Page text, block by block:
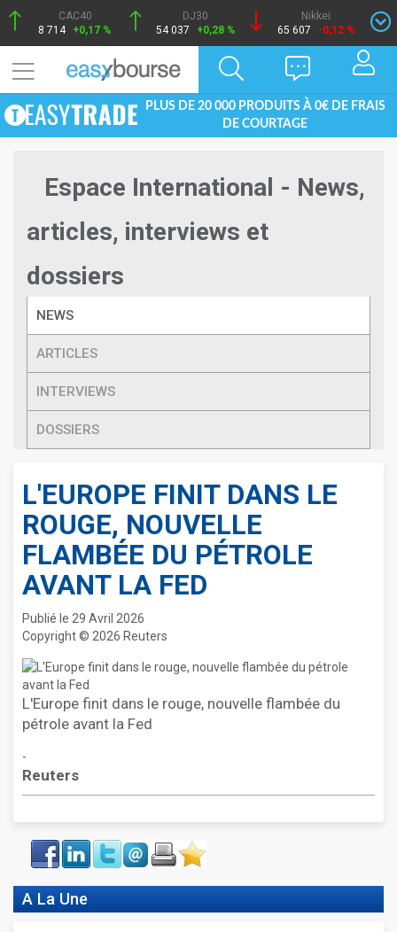
CAC40
8 714 +0,17 %
DJ30
54 037
+0,28 %
Nikkei
65 607
-0,12 %
PLUS DE 20 000 PRODUITS À 0€ DE FRAIS
DE COURTAGE
Espace International - News,
articles, interviews et
dossiers
NEWS
ARTICLES
INTERVIEWS
DOSSIERS
L'EUROPE FINIT DANS LE
ROUGE, NOUVELLE
FLAMBÉE DU PÉTROLE
AVANT LA FED
Publié le 29 Avril 2026
Copyright © 2026 Reuters
L'Europe finit dans le rouge, nouvelle flambée du
pétrole avant la Fed
-
Reuters
Face
book
LinkIn Twitter Envoyer ImprimerFavoris
A La Une